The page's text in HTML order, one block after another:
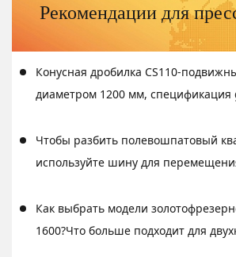
Рекомендации для
Конусная дробилка CS110-
диаметром 1200 мм, спецификация
Чтобы разбить полевошпатовый
используйте шину для
Как выбрать модели
1600?Что больше подходит для